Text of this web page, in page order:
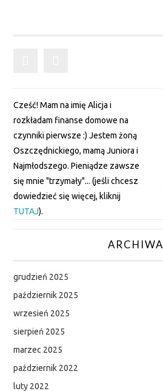
Cześć! Mam na imię Alicja i
rozkładam finanse domowe na
czynniki pierwsze :) Jestem żoną
Oszczędnickiego, mamą Juniora i
Najmłodszego. Pieniądze zawsze
się mnie "trzymały"... (jeśli chcesz
dowiedzieć się więcej, kliknij
TUTAJ).
ARCHIWA
grudzień 2025
październik 2025
wrzesień 2025
sierpień 2025
marzec 2025
październik 2022
luty 2022